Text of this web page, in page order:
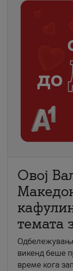
Овој
темата
викенд беше
време кога